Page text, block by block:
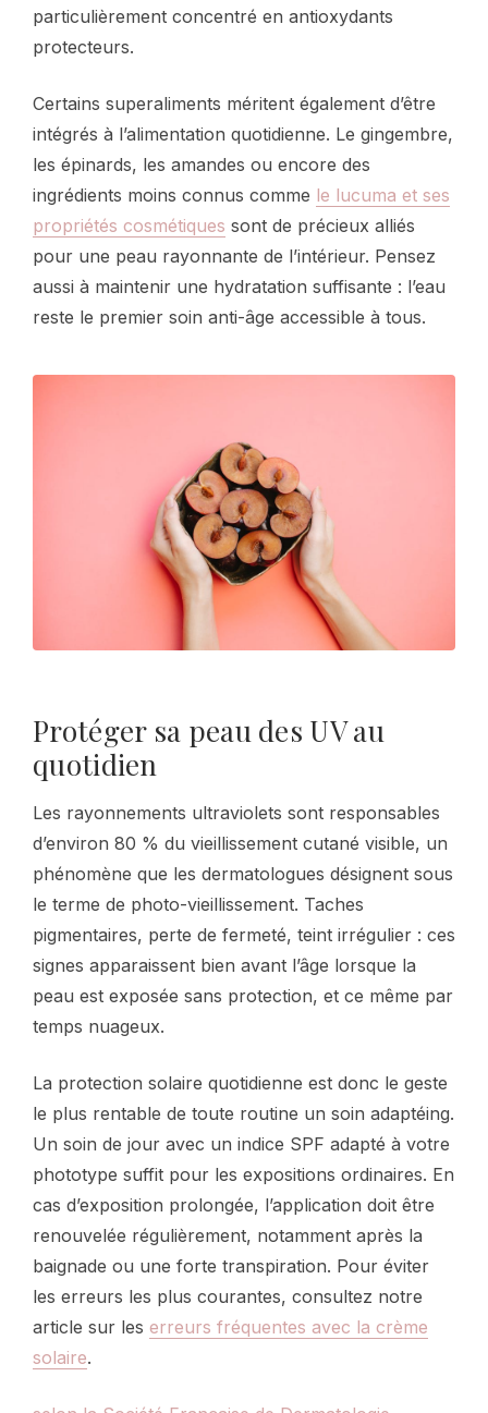
particulièrement concentré en antioxydants
protecteurs.
Certains superaliments méritent également d’être
intégrés à l’alimentation quotidienne. Le gingembre,
les épinards, les amandes ou encore des
ingrédients moins connus comme le lucuma et ses
propriétés cosmétiques sont de précieux alliés
pour une peau rayonnante de l’intérieur. Pensez
aussi à maintenir une hydratation suffisante : l’eau
reste le premier soin anti-âge accessible à tous.
Protéger sa peau des UV au
quotidien
Les rayonnements ultraviolets sont responsables
d’environ 80 % du vieillissement cutané visible, un
phénomène que les dermatologues désignent sous
le terme de photo-vieillissement. Taches
pigmentaires, perte de fermeté, teint irrégulier : ces
signes apparaissent bien avant l’âge lorsque la
peau est exposée sans protection, et ce même par
temps nuageux.
La protection solaire quotidienne est donc le geste
le plus rentable de toute routine un soin adaptéing.
Un soin de jour avec un indice SPF adapté à votre
phototype suffit pour les expositions ordinaires. En
cas d’exposition prolongée, l’application doit être
renouvelée régulièrement, notamment après la
baignade ou une forte transpiration. Pour éviter
les erreurs les plus courantes, consultez notre
article sur les erreurs fréquentes avec la crème
solaire.